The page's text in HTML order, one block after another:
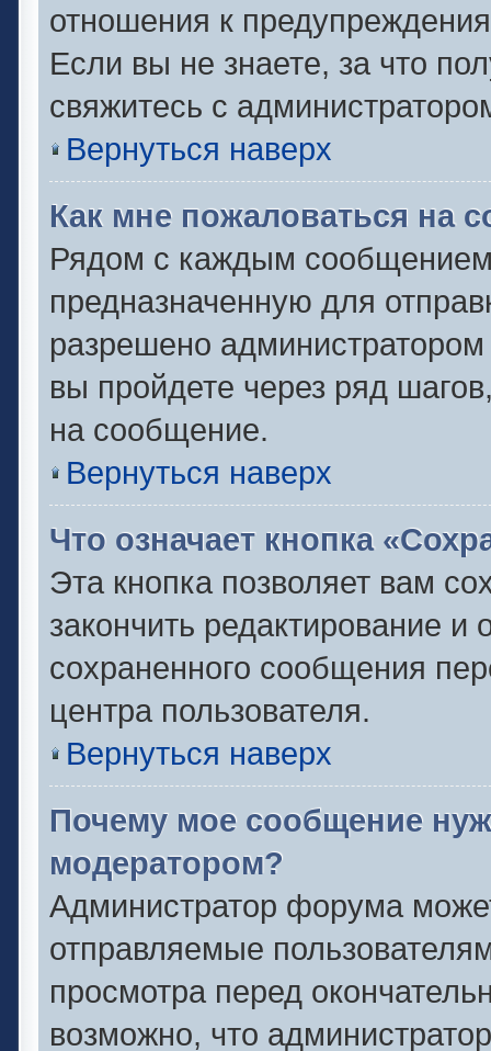
отношения к
Если вы не знаете, за что
свяжитесь с
Вернуться наверх
Как мне пожаловаться на
Рядом с каждым сообщением
предназначенную для
разрешено
вы пройдете через ряд
на сообщение.
Вернуться наверх
Что означает кнопка
Эта кнопка позволяет вам
закончить редактирование и
сохраненного сообщения
центра пользователя.
Вернуться наверх
Почему мое сообщение
модератором?
Администратор форума
отправляемые
просмотра перед
возможно, что